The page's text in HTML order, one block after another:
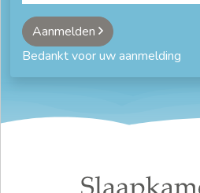
Aanmelden
Bedankt voor uw aanmelding